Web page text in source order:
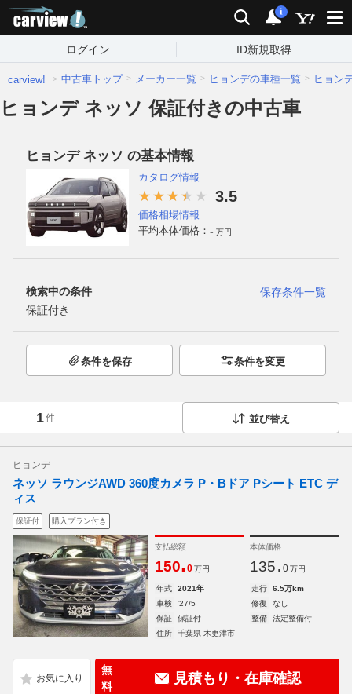
検索 通知
i
ログイン ID新規取得
carview! 中古車トップ メーカー一覧 ヒョンデの車種一覧 ヒョン
ヒョンデ ネッソ 保証付きの中古車
ヒョンデ ネッソ の基本情報
カタログ情報
3.5
価格相場情報
平均本体価格： - 万円
検索中の条件
保存条件一覧
保証付き
条件を保存 条件を変更
1件 並び替え
ヒョンデ
ネッソ ラウンジAWD 360度カメラ P・Bドア Pシート ETC デ
ィス
保証付 購入プラン付き
支払総額
150.0 万円
本体価格
135. 0 万円
年式 2021年 走行
6.5万km
車検
'27/5 修復
なし
保証
保証付 整備
法定整備付
住所
千葉県 木更津市
無
料
見積もり・在庫確認